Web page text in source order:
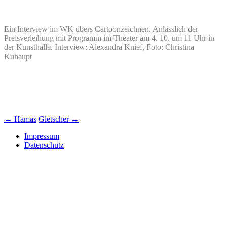
Ein Interview im WK übers Cartoonzeichnen. Anlässlich der
Preisverleihung mit Programm im Theater am 4. 10. um 11 Uhr in
der Kunsthalle. Interview: Alexandra Knief, Foto: Christina
Kuhaupt
Beitrags-
Navigation
← Hamas Gletscher →
Impressum
Datenschutz